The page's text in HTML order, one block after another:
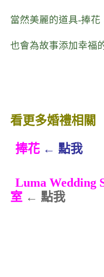
當然美麗的道具-捧花
也會為故事添加幸福
看更多婚禮相關
捧花 ← 點我
Luma Wedding
室 ← 點我